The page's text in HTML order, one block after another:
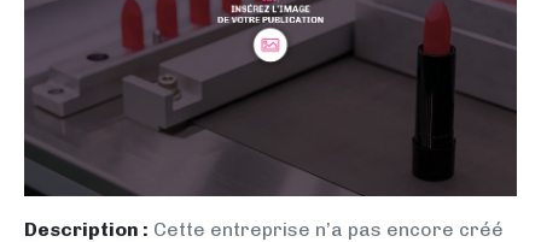
Description : Cette entreprise n’a pas encore créé